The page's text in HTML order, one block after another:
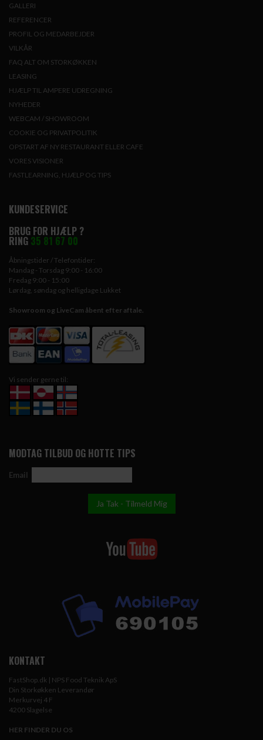
GALLERI
REFERENCER
PROFIL OG MEDARBEJDER
VILKÅR
FAQ ALT OM STORKØKKEN
LEASING
HJÆLP TIL AMPERE UDREGNING
NYHEDER
WEBCAM / SHOWROOM
COOKIE OG PRIVATPOLITIK
OPSTART AF NY RESTAURANT ELLER CAFE
VORES VISIONER
FASTLEARNING, HJÆLP OG TIPS
KUNDESERVICE
BRUG FOR HJÆLP ?
RING 35 81 67 00
Åbningstider / Telefontider:
Mandag - Torsdag 9:00 - 16:00
Fredag 9:00 - 15:00
Lørdag, søndag og helligdage Lukket
Showroom og LiveCam åbent efter aftale.
Vi sender gerne til:
MODTAG TILBUD OG HOTTE TIPS
Email
KONTAKT
FastShop.dk | NPS Food Teknik ApS
Din Storkøkken Leverandør
Merkurvej 4 F
4200 Slagelse
HER FINDER DU OS